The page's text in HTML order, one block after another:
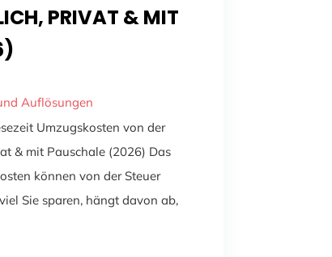
PRIVAT & MIT
Auflösungen
Umzugskosten von der
& mit Pauschale (2026) Das
können von der Steuer
Sie sparen, hängt davon ab,